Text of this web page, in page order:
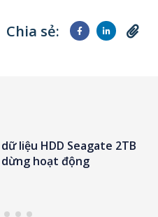
Chia sẻ:
liệu HDD Seagate 2TB
hoạt động